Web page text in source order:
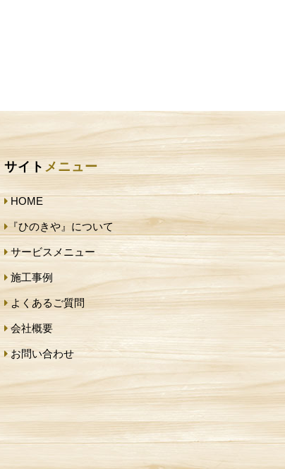
サイト メニュー
HOME
『ひのきや』について
サービスメニュー
施工事例
よくあるご質問
会社概要
お問い合わせ